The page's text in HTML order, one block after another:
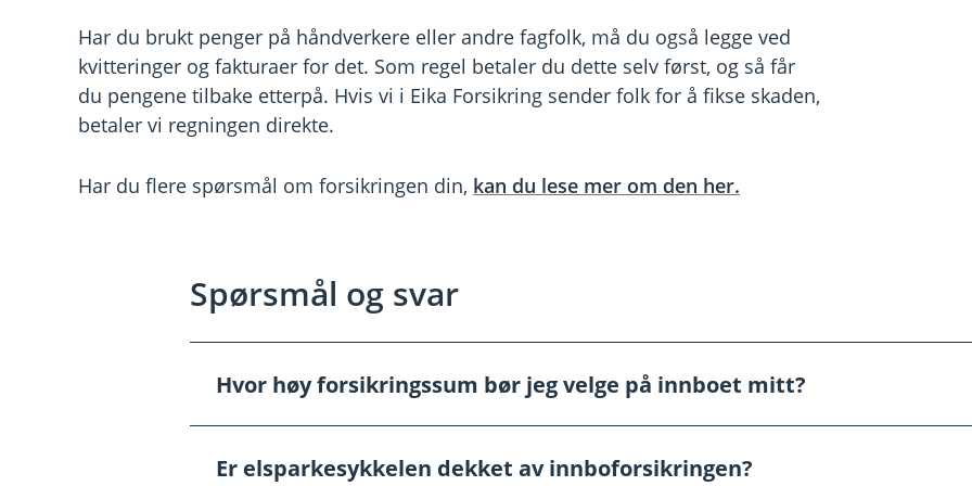
Har du brukt penger på håndverkere eller andre fagfolk, må du også legge ved
kvitteringer og fakturaer for det. Som regel betaler du dette selv først, og så får
du pengene tilbake etterpå. Hvis vi i Eika Forsikring sender folk for å fikse skaden,
betaler vi regningen direkte.
Har du flere spørsmål om forsikringen din, kan du lese mer om den her.
Spørsmål og svar
Hvor høy forsikringssum bør jeg velge på innboet mitt?
n
boligen din og tilpasse forsikringen til dette. Ikke glem tingene du har stuet bort i
Er elsparkesykkelen dekket av innboforsikringen?